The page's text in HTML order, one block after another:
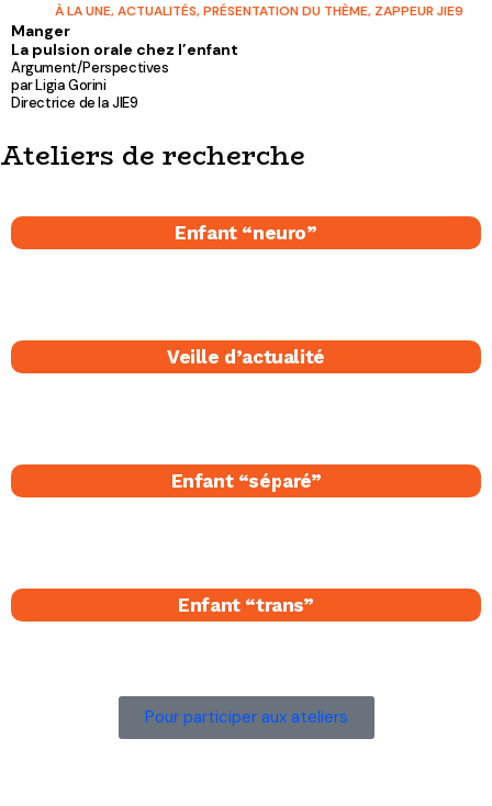
À LA UNE,ACTUALITÉS,PRÉSENTATION DU THÈME, ZAPPEUR JIE9
Manger
La pulsion orale chez l’enfant
Argument/Perspectives
par Ligia Gorini
Directrice de la JIE9
Ateliers de recherche
Enfant “neuro”
Veille d’actualité
Enfant “séparé​”
Enfant “trans”
Pour participer aux ateliers